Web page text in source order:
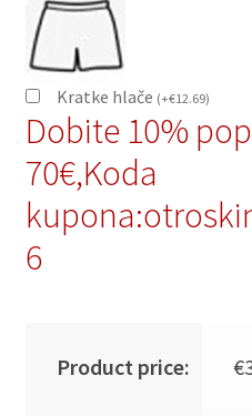
Kratke hlače (+€12.69)
Dobite 10%
70€,Koda
6
Product price: €